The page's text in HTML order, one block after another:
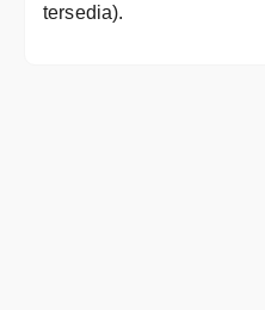
tersedia).